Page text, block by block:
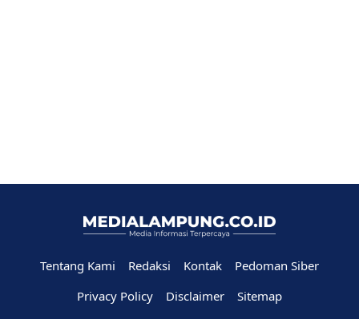
Tentang Kami Redaksi Kontak
Pedoman Siber
Privacy Policy
Disclaimer Sitemap